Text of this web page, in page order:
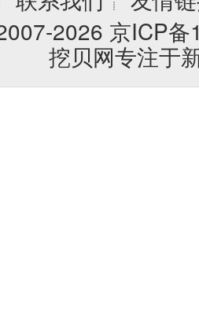
┊
2026 京ICP
挖贝网专注于